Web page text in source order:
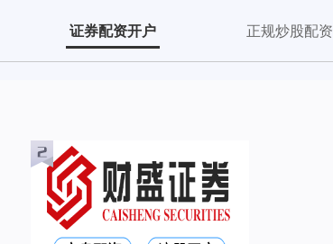
证券配资开户 正规炒股配资